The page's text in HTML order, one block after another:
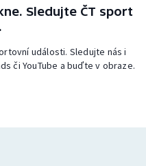
Sledujte ČT sport
události. Sledujte nás i
či YouTube a buďte v obraze.